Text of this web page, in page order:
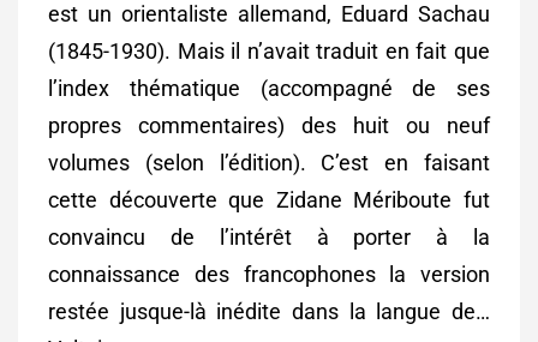
est un orientaliste allemand, Eduard Sachau
(1845-1930). Mais il n’avait traduit en fait que
l’index thématique (accompagné de ses
propres commentaires) des huit ou neuf
volumes (selon l’édition). C’est en faisant
cette découverte que Zidane Mériboute fut
convaincu de l’intérêt à porter à la
connaissance des francophones la version
restée jusque-là inédite dans la langue de…